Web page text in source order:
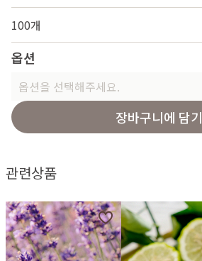
100개
옵션
옵션을 선택해주세요.
장바구니에 담기
관련상품